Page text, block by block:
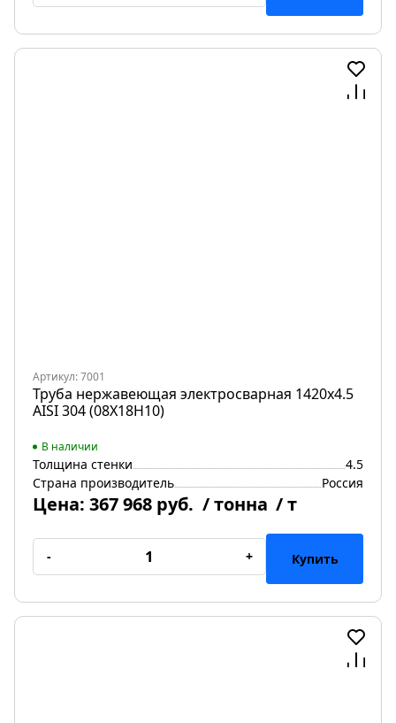
Артикул: 7001
Труба нержавеющая электросварная 1420х4.5
AISI 304 (08Х18Н10)
В наличии
Толщина стенки
4.5
Страна производитель
Россия
Цена: 367 968 руб. / тонна / т
- + Купить